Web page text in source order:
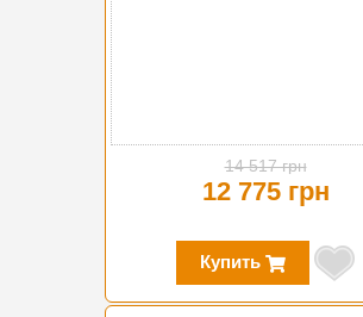
14 517 грн
12 775 грн
Купить